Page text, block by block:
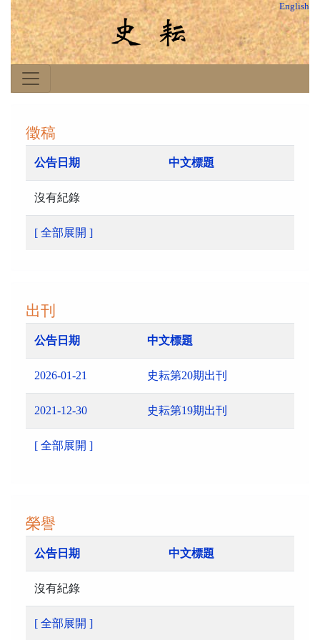
English
徵稿
公告日期 中文標題
沒有紀錄
[ 全部展開 ]
出刊
公告日期 中文標題
2026-01-21 史耘第20期出刊
2021-12-30 史耘第19期出刊
[ 全部展開 ]
榮譽
公告日期 中文標題
沒有紀錄
[ 全部展開 ]